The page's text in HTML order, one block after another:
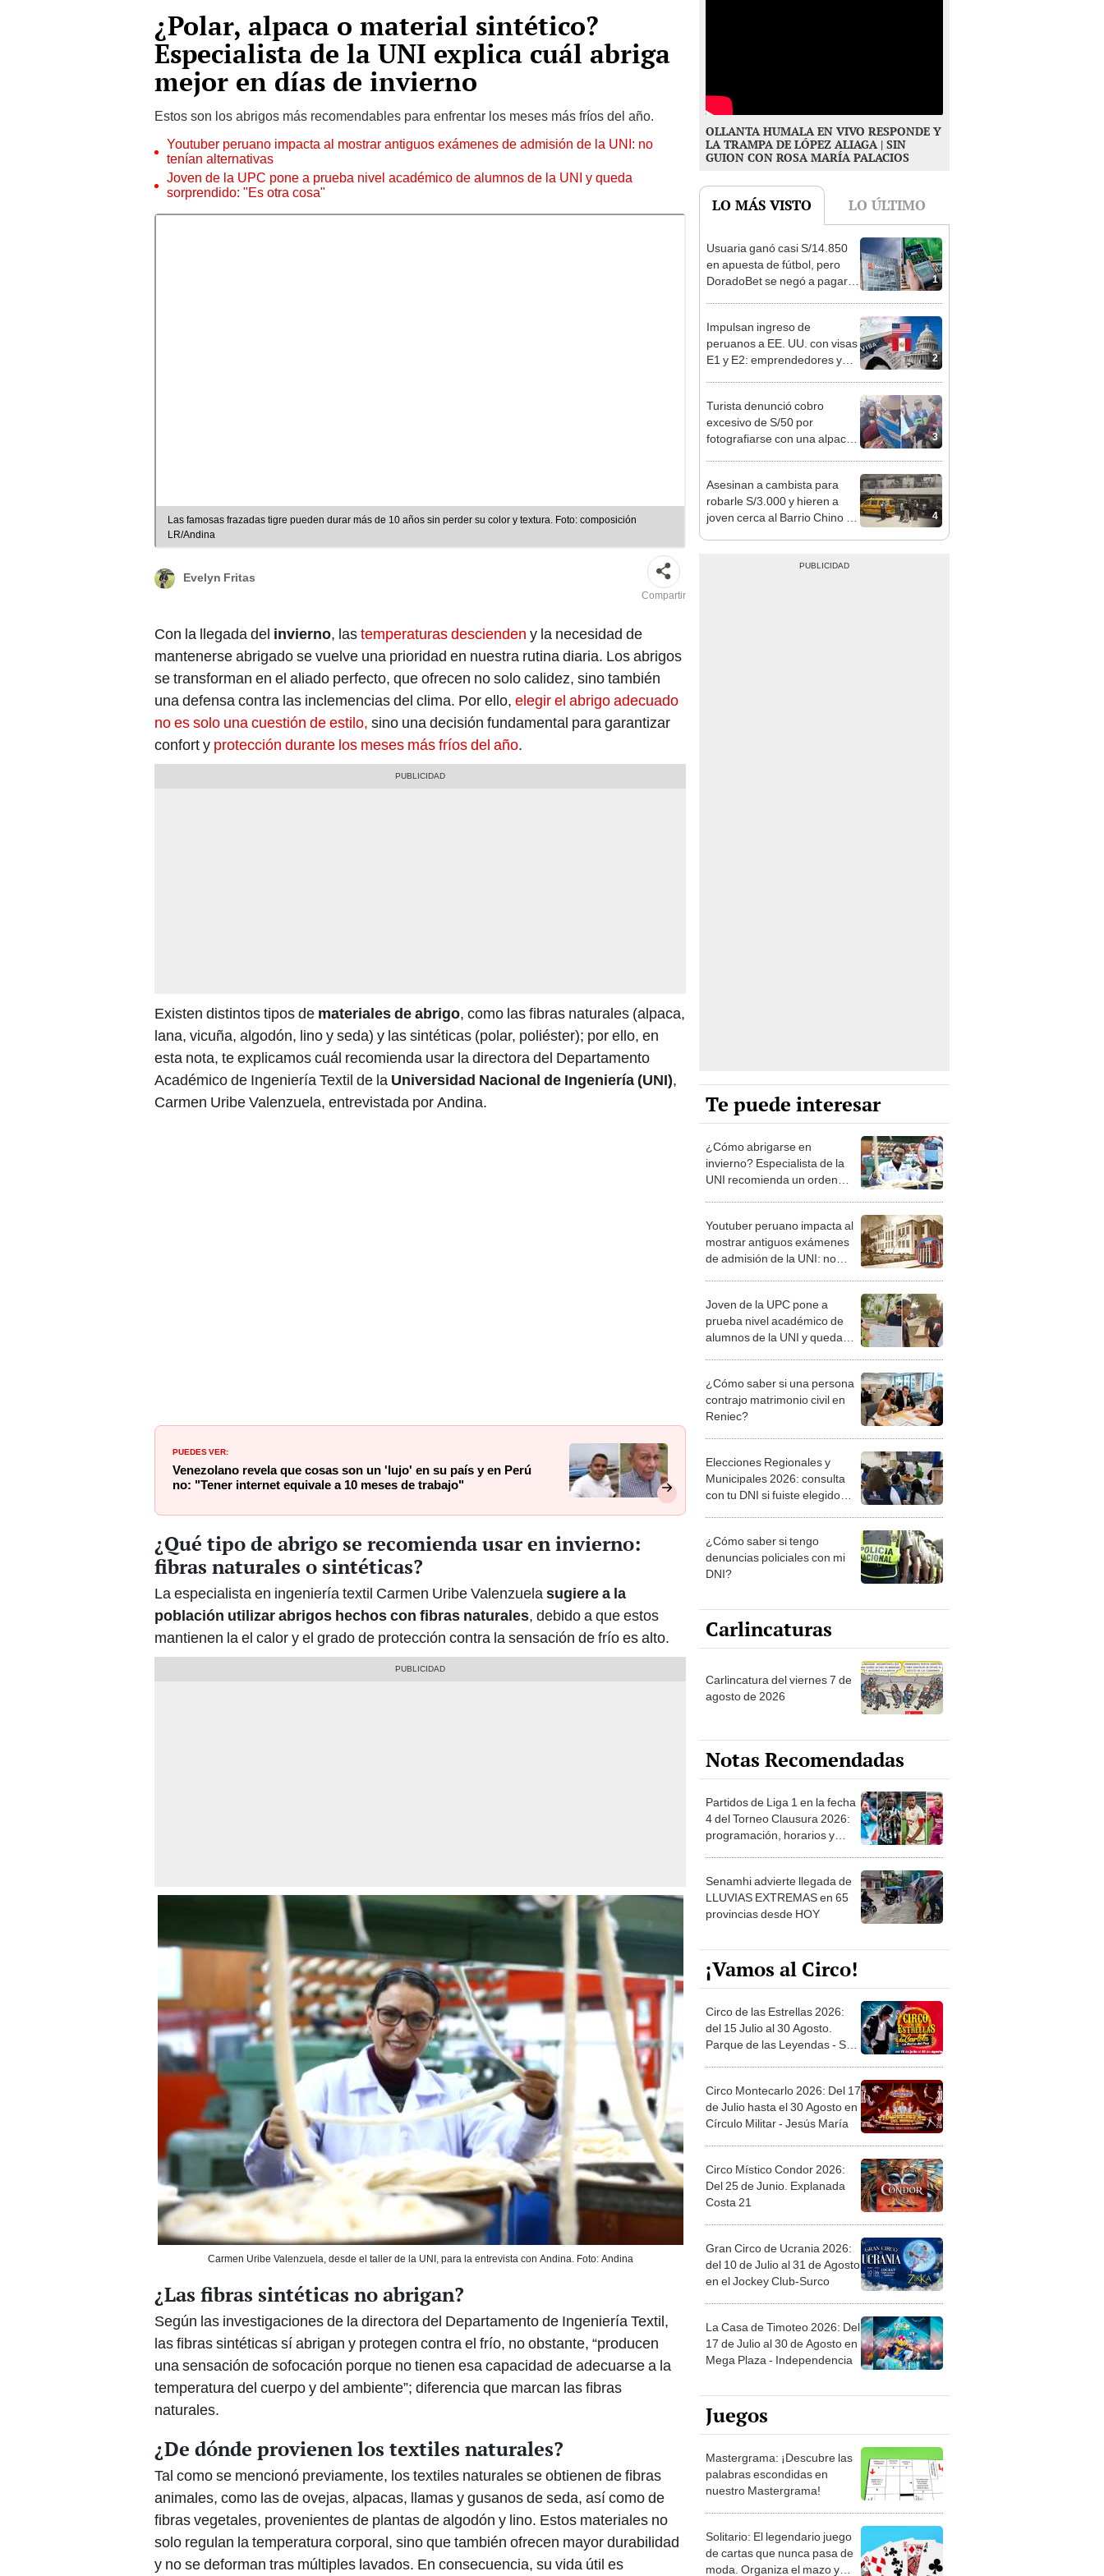
¿Polar, alpaca o material sintético?
Especialista de la UNI explica cuál abriga
mejor en días de invierno
Estos son los abrigos más recomendables para enfrentar los meses más fríos del año.
Youtuber peruano impacta al mostrar antiguos exámenes de admisión de la UNI: no
tenían alternativas
Joven de la UPC pone a prueba nivel académico de alumnos de la UNI y queda
sorprendido: "Es otra cosa"
Las famosas frazadas tigre pueden durar más de 10 años sin perder su color y textura. Foto: composición
LR/Andina
Evelyn Fritas
Compartir
Con la llegada del invierno, lastemperaturas descienden y la necesidad de
mantenerse abrigado se vuelve una prioridad en nuestra rutina diaria. Los abrigos
se transforman en el aliado perfecto, que ofrecen no solo calidez, sino también
una defensa contra las inclemencias del clima. Por ello, elegir el abrigo adecuado
no es solo una cuestión de estilo, sino una decisión fundamental para garantizar
confort y protección durante los meses más fríos del año.
Existen distintos tipos de materiales de abrigo, como las fibras naturales (alpaca,
lana, vicuña, algodón, lino y seda) y las sintéticas (polar, poliéster); por ello, en
esta nota, te explicamos cuál recomienda usar la directora del Departamento
Académico de Ingeniería Textil de la Universidad Nacional de Ingeniería (UNI),
Carmen Uribe Valenzuela, entrevistada por Andina.
PUEDES VER:
Venezolano revela que cosas son un 'lujo' en su país y en Perú
no: "Tener internet equivale a 10 meses de trabajo"
¿Qué tipo de abrigo se recomienda usar en invierno:
fibras naturales o sintéticas?
La especialista en ingeniería textil Carmen Uribe Valenzuela sugiere a la
población utilizar abrigos hechos con fibras naturales, debido a que estos
mantienen la el calor y el grado de protección contra la sensación de frío es alto.
Carmen Uribe Valenzuela, desde el taller de la UNI, para la entrevista con Andina. Foto: Andina
¿Las fibras sintéticas no abrigan?
Según las investigaciones de la directora del Departamento de Ingeniería Textil,
las fibras sintéticas sí abrigan y protegen contra el frío, no obstante, “producen
una sensación de sofocación porque no tienen esa capacidad de adecuarse a la
temperatura del cuerpo y del ambiente”; diferencia que marcan las fibras
naturales.
¿De dónde provienen los textiles naturales?
Tal como se mencionó previamente, los textiles naturales se obtienen de fibras
animales, como las de ovejas, alpacas, llamas y gusanos de seda, así como de
fibras vegetales, provenientes de plantas de algodón y lino. Estos materiales no
solo regulan la temperatura corporal, sino que también ofrecen mayor durabilidad
y no se deforman tras múltiples lavados. En consecuencia, su vida útil es
OLLANTA HUMALA EN VIVO RESPONDE Y
LA TRAMPA DE LÓPEZ ALIAGA | SIN
GUION CON ROSA MARÍA PALACIOS
LO MÁS VISTO LO ÚLTIMO
1
Usuaria ganó casi S/14.850
en apuesta de fútbol, pero
DoradoBet se negó a pagar:
2
Impulsan ingreso de
peruanos a EE. UU. con visas
E1 y E2: emprendedores y
3
Turista denunció cobro
excesivo de S/50 por
fotografiarse con una alpaca
4
Asesinan a cambista para
robarle S/3.000 y hieren a
joven cerca al Barrio Chino en
Te puede interesar
¿Cómo abrigarse en
invierno? Especialista de la
UNI recomienda un orden
Youtuber peruano impacta al
mostrar antiguos exámenes
de admisión de la UNI: no
Joven de la UPC pone a
prueba nivel académico de
alumnos de la UNI y queda
¿Cómo saber si una persona
contrajo matrimonio civil en
Reniec?
Elecciones Regionales y
Municipales 2026: consulta
con tu DNI si fuiste elegido
la ONPE
¿Cómo saber si tengo
denuncias policiales con mi
DNI?
Carlincaturas
Carlincatura del viernes 7 de
agosto de 2026
Notas Recomendadas
Partidos de Liga 1 en la fecha
4 del Torneo Clausura 2026:
programación, horarios y
Senamhi advierte llegada de
LLUVIAS EXTREMAS en 65
provincias desde HOY
¡Vamos al Circo!
Circo de las Estrellas 2026:
del 15 Julio al 30 Agosto.
Parque de las Leyendas - San
Circo Montecarlo 2026: Del 17
de Julio hasta el 30 Agosto en
Círculo Militar - Jesús María
Circo Místico Condor 2026:
Del 25 de Junio. Explanada
Costa 21
Gran Circo de Ucrania 2026:
del 10 de Julio al 31 de Agosto
en el Jockey Club-Surco
La Casa de Timoteo 2026: Del
17 de Julio al 30 de Agosto en
Mega Plaza - Independencia
Juegos
Mastergrama: ¡Descubre las
palabras escondidas en
nuestro Mastergrama!
Solitario: El legendario juego
de cartas que nunca pasa de
moda. Organiza el mazo y